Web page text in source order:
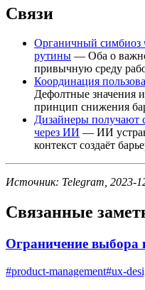
Связи
Органичный симбиоз
рутины — Оба о
привычную среду
Координация
Дефолтные значения
принцип снижения
Дизайнеры получают
через ИИ — ИИ
контекст создаёт
Источник: Telegram, 2023-
Связанные
Ограничение выбора
#product-management#ux-